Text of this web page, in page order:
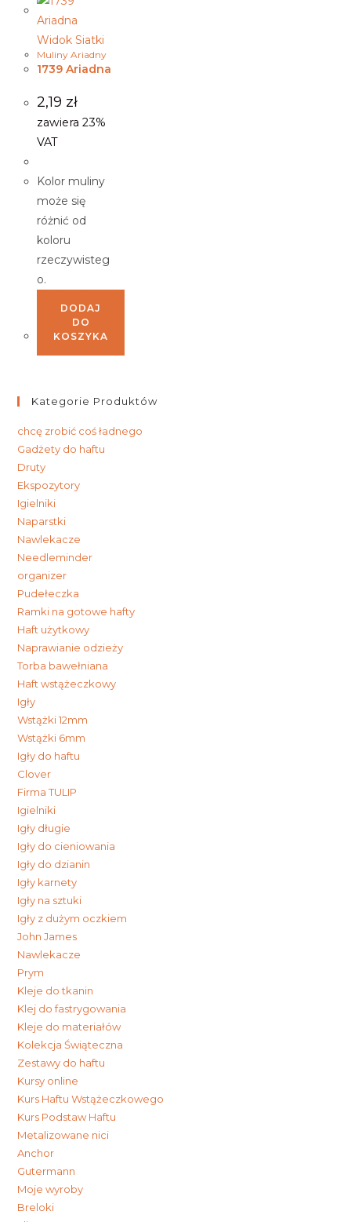
Widok Siatki
Muliny Ariadny
1739 Ariadna
2,19 zł
zawiera 23%
VAT
Kolor muliny
może się
różnić od
koloru
rzeczywisteg
o.
DODAJ
DO
KOSZYKA
Kategorie Produktów
chcę zrobić coś ładnego
Gadżety do haftu
Druty
Ekspozytory
Igielniki
Naparstki
Nawlekacze
Needleminder
organizer
Pudełeczka
Ramki na gotowe hafty
Haft użytkowy
Naprawianie odzieży
Torba bawełniana
Haft wstążeczkowy
Igły
Wstążki 12mm
Wstążki 6mm
Igły do haftu
Clover
Firma TULIP
Igielniki
Igły długie
Igły do cieniowania
Igły do dzianin
Igły karnety
Igły na sztuki
Igły z dużym oczkiem
John James
Nawlekacze
Prym
Kleje do tkanin
Klej do fastrygowania
Kleje do materiałów
Kolekcja Świąteczna
Zestawy do haftu
Kursy online
Kurs Haftu Wstążeczkowego
Kurs Podstaw Haftu
Metalizowane nici
Anchor
Gutermann
Moje wyroby
Breloki